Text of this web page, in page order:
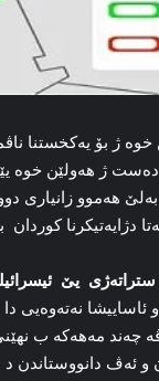
خوه‌ ژ بۆ یه‌کخستنا
دەست ژ هه‌ولێن خوه‌
به‌لێ هه‌موو
کوردان
یێ
نه‌ته‌وه‌یی دا
چه‌ند مه‌هه‌که ب
و ئەڤ دانووستاندن